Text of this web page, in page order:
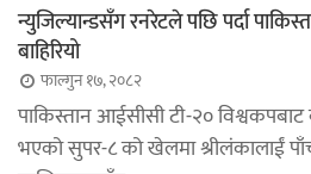
न्युजिल्यान्डसँग रनरेटले पछि पर्दा
बाहिरियो
फाल्गुन १७, २०८२
पाकिस्तान आईसीसी टी-२० विश्वकपबाट
भएको सुपर-८ को खेलमा श्रीलंकालाईं